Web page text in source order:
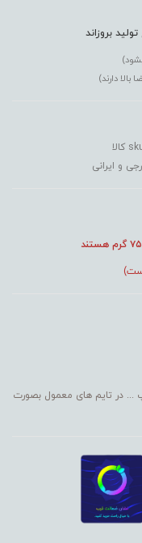
بروزاند
دارند)
و ایرانی
گرم هستند
در تایم های معمول بصورت